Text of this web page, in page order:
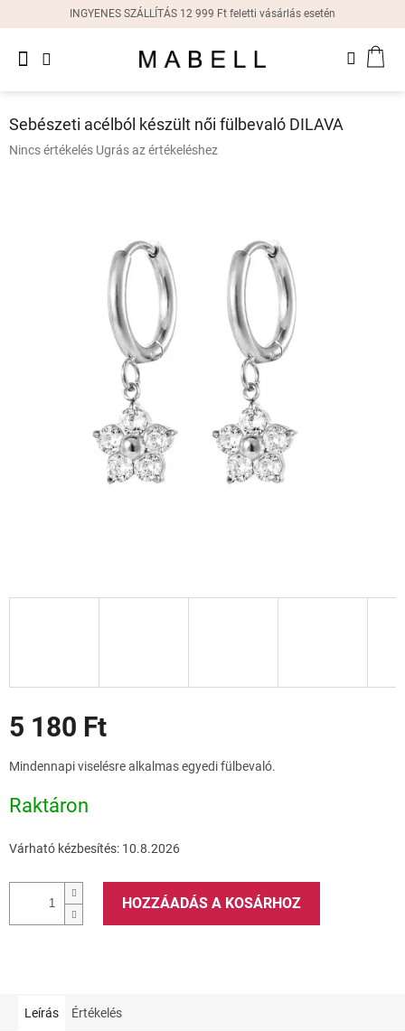
tartalomhoz
INGYENES SZÁLLÍTÁS 12 999 Ft feletti vásárlás esetén
Női
fülbevalók
Sebészeti acélból készült női fülbevaló DILAVA
A
Nincs értékelés Ugrás az értékeléshez
5 180 Ft
Mindennapi viselésre alkalmas egyedi fülbevaló.
Raktáron
Várható kézbesítés: 10.8.2026
HOZZÁADÁS A KOSÁRHOZ
Leírás Értékelés